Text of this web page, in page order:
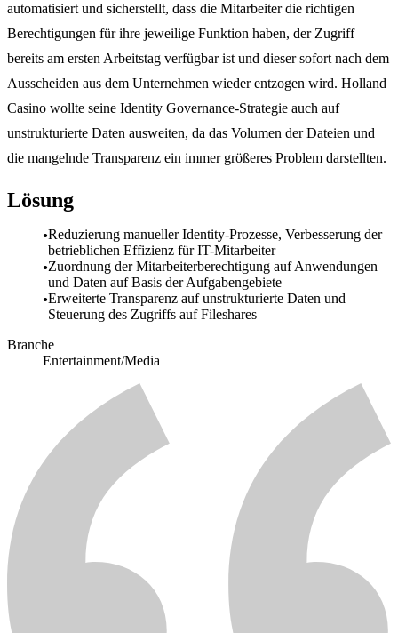
automatisiert und sicherstellt, dass die Mitarbeiter die richtigen
Berechtigungen für ihre jeweilige Funktion haben, der Zugriff
bereits am ersten Arbeitstag verfügbar ist und dieser sofort nach dem
Ausscheiden aus dem Unternehmen wieder entzogen wird. Holland
Casino wollte seine Identity Governance-Strategie auch auf
unstrukturierte Daten ausweiten, da das Volumen der Dateien und
die mangelnde Transparenz ein immer größeres Problem darstellten.
Lösung
Reduzierung manueller Identity-Prozesse, Verbesserung der
betrieblichen Effizienz für IT-Mitarbeiter
Zuordnung der Mitarbeiterberechtigung auf Anwendungen
und Daten auf Basis der Aufgabengebiete
Erweiterte Transparenz auf unstrukturierte Daten und
Steuerung des Zugriffs auf Fileshares
Branche
Entertainment/Media